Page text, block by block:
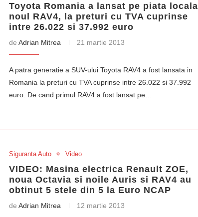
Toyota Romania a lansat pe piata locala
noul RAV4, la preturi cu TVA cuprinse
intre 26.022 si 37.992 euro
de Adrian Mitrea 21 martie 2013
A patra generatie a SUV-ului Toyota RAV4 a fost lansata in
Romania la preturi cu TVA cuprinse intre 26.022 si 37.992
euro. De cand primul RAV4 a fost lansat pe…
Siguranta Auto Video
VIDEO: Masina electrica Renault ZOE,
noua Octavia si noile Auris si RAV4 au
obtinut 5 stele din 5 la Euro NCAP
de Adrian Mitrea 12 martie 2013